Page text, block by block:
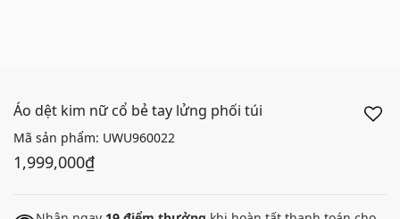
Áo dệt kim nữ cổ bẻ tay lửng phối túi
Mã sản phẩm: UWU960022
1,999,000₫